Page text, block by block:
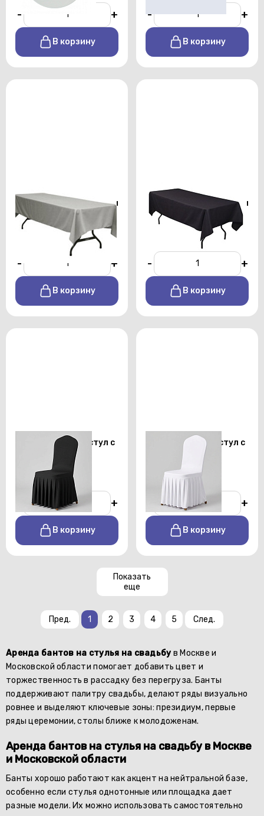
- +
В корзину
- +
В корзину
Скатерть
прямоугольная 1,5х2,5 м
серого цвета профи
От 450 р./сутки
- +
В корзину
Скатерть
прямоугольная 1,5х2,5 м
черного цвета профи
От 450 р./сутки
- +
В корзину
Стрейч чехол на стул с
юбкой черный
От 150 р./сутки
+
В корзину
Стрейч чехол на стул с
юбкой белый
От 150 р./сутки
+
В корзину
Показать
еще
Пред. 1 2 3 4 5 След.
Аренда бантов на стулья на свадьбу в Москве и
Московской области помогает добавить цвет и
торжественность в рассадку без перегруза. Банты
поддерживают палитру свадьбы, делают ряды визуально
ровнее и выделяют ключевые зоны: президиум, первые
ряды церемонии, столы ближе к молодоженам.
Аренда бантов на стулья на свадьбу в Москве
и Московской области
Банты хорошо работают как акцент на нейтральной базе,
особенно если стулья однотонные или площадка дает
разные модели. Их можно использовать самостоятельно